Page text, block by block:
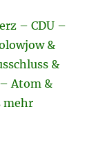
– CDU –
&
&
Atom &
mehr